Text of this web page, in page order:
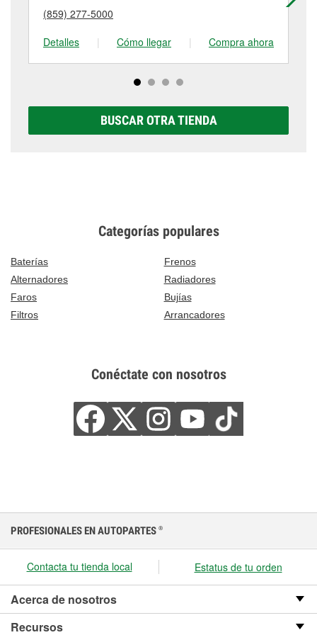
tienda #1167 para obtener más información.
(859) 277-5000
Detalles
| Cómo llegar | Compra ahora
BUSCAR OTRA TIENDA
Categorías populares
Baterías
Frenos
Alternadores
Radiadores
Faros
Bujías
Filtros
Arrancadores
Conéctate con nosotros
PROFESIONALES EN AUTOPARTES ®
Contacta tu tienda local Estatus de tu orden
Acerca de nosotros
Recursos